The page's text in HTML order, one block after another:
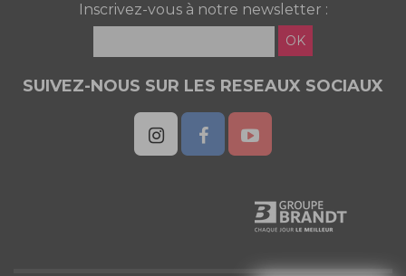
Inscrivez-vous à notre newsletter :
OK
SUIVEZ-NOUS SUR LES RESEAUX SOCIAUX